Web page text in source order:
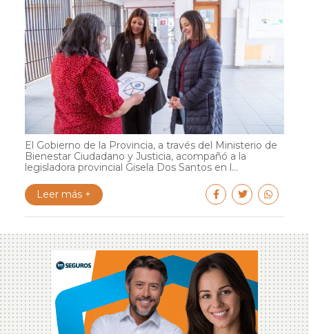
El Gobierno de la Provincia, a través del Ministerio de
Bienestar Ciudadano y Justicia, acompañó a la
legisladora provincial Gisela Dos Santos en l...
Leer más +